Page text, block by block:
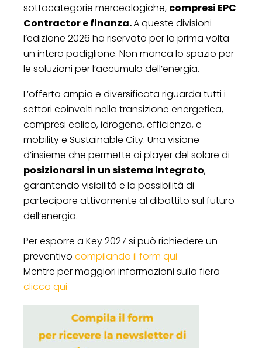
sottocategorie merceologiche, compresi EPC
Contractor e finanza.A queste divisioni
l’edizione 2026 ha riservato per la prima volta
un intero padiglione. Non manca lo spazio per
le soluzioni per l’accumulo dell’energia.
L’offerta ampia e diversificata riguarda tutti i
settori coinvolti nella transizione energetica,
compresi eolico, idrogeno, efficienza, e-
mobility e Sustainable City. Una visione
d’insieme che permette ai player del solare di
posizionarsi in un sistema integrato,
garantendo visibilità e la possibilità di
partecipare attivamente al dibattito sul futuro
dell’energia.
Per esporre a Key 2027 si può richiedere un
preventivo compilando il form qui
Mentre per maggiori informazioni sulla fiera
clicca qui